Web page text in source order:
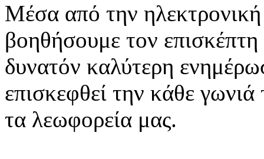
Μέσα από την ηλεκτρονική
βοηθήσουμε τον
δυνατόν καλύτερη
επισκεφθεί την κάθε
τα λεωφορεία μας.